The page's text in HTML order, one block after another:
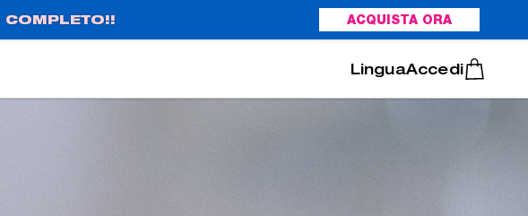
COMPLETO!! ACQUISTA ORA
Português
Accedi